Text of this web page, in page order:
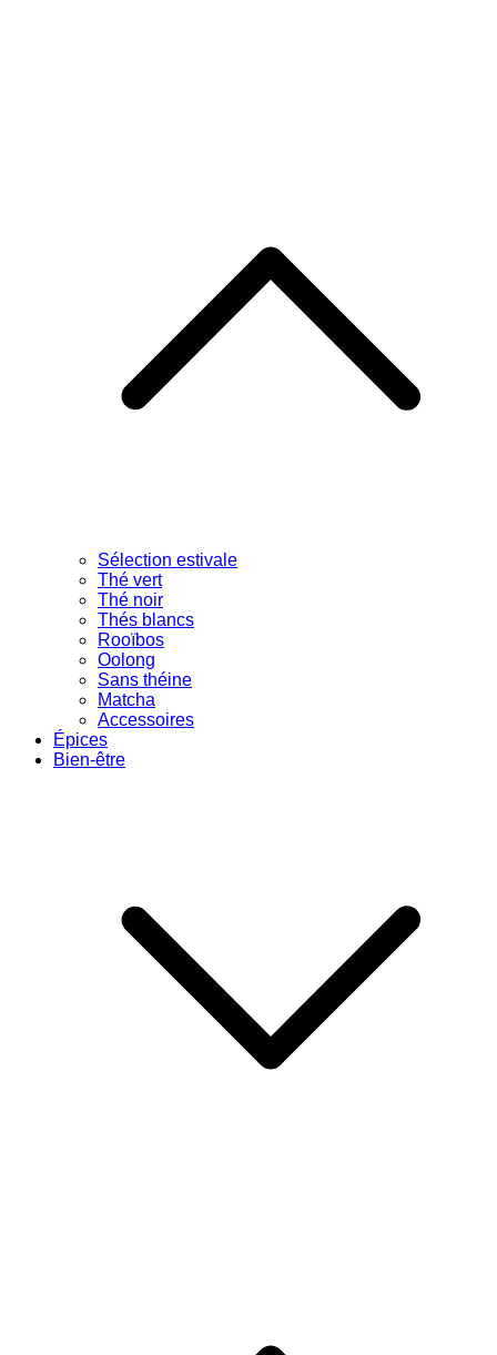
Sélection estivale
Thé vert
Thé noir
Thés blancs
Rooïbos
Oolong
Sans théine
Matcha
Accessoires
Épices
Bien-être